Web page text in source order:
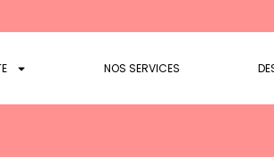
NOS SERVICES